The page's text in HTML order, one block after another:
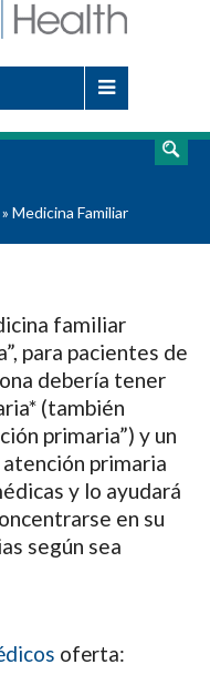
» Medicina Familiar
familiar
para pacientes de
debería tener
(también
primaria”) y un
primaria
y lo ayudará
en su
según sea
oferta: